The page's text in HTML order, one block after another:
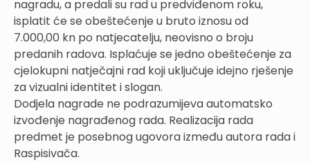
nagradu, a predali su rad u predviđenom roku,
isplatit će se obeštećenje u bruto iznosu od
7.000,00 kn po natjecatelju, neovisno o broju
predanih radova. Isplaćuje se jedno obeštećenje za
cjelokupni natječajni rad koji uključuje idejno rješenje
za vizualni identitet i slogan.
Dodjela nagrade ne podrazumijeva automatsko
izvođenje nagrađenog rada. Realizacija rada
predmet je posebnog ugovora između autora rada i
Raspisivača.